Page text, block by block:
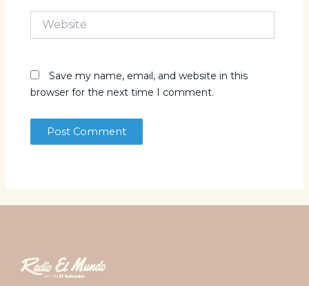
Website
Save my name, email, and website in this
browser for the next time I comment.